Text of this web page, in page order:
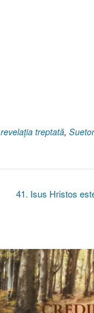
revelaţia treptată,
41. Isus Hristos